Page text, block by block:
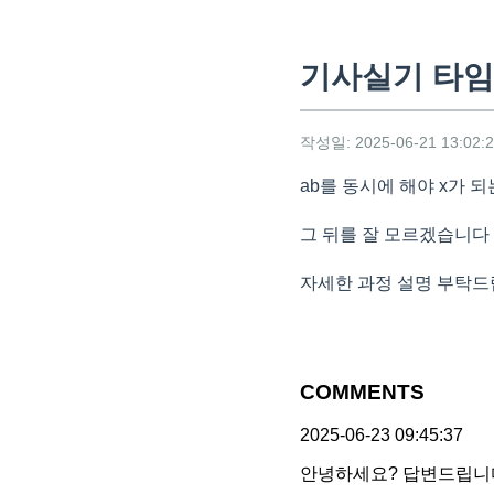
기사실기 타
작성일: 2025-06-21
ab를 동시에 해야 x가 되
그 뒤를 잘 모르겠습니다
자세한 과정 설명 부탁
COMMENTS
2025-06-23 09:45:37
안녕하세요? 답변드립니